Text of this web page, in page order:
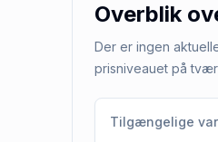
Overblik
Der er ingen
prisniveauet på
Tilgængelige